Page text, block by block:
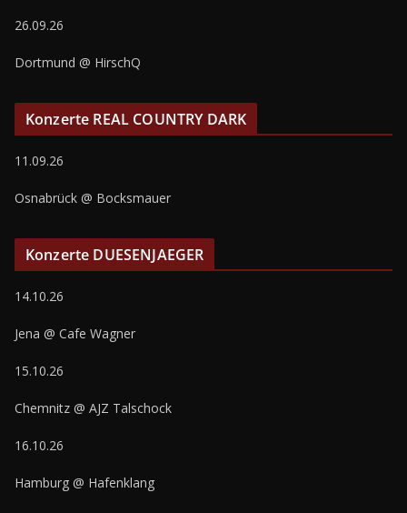
26.09.26
Dortmund @ HirschQ
Konzerte REAL COUNTRY DARK
11.09.26
Osnabrück @ Bocksmauer
Konzerte DUESENJAEGER
14.10.26
Jena @ Cafe Wagner
15.10.26
Chemnitz @ AJZ Talschock
16.10.26
Hamburg @ Hafenklang